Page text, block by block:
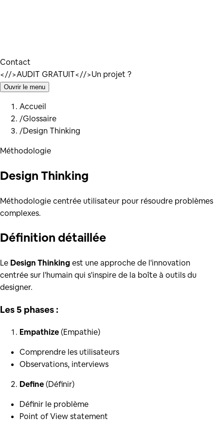
Contact
<//>AUDIT GRATUIT<//>Un projet ?
Ouvrir le menu
Accueil
/Glossaire
/Design Thinking
Méthodologie
Design Thinking
Méthodologie centrée utilisateur pour résoudre problèmes
complexes.
Définition détaillée
Le Design Thinkingest une approche de l'innovation
centrée sur l'humain qui s'inspire de la boîte à outils du
designer.
Les 5 phases :
Empathize(Empathie)
Comprendre les utilisateurs
Observations, interviews
Define(Définir)
Définir le problème
Point of View statement